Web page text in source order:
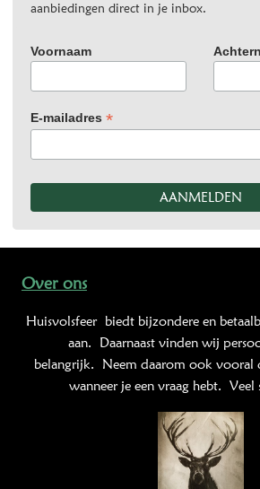
aanbiedingen direct in je inbox.
Voornaam
E-mailadres *
Over ons
Huisvolsfeer biedt bijzondere en
aan. Daarnaast vinden wij
belangrijk. Neem daarom ook vooral
wanneer je een vraag hebt. Veel